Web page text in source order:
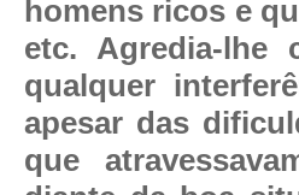
homens ricos e
etc. Agredia-lhe
qualquer
apesar das
que